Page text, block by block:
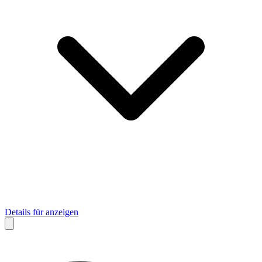
Details für anzeigen